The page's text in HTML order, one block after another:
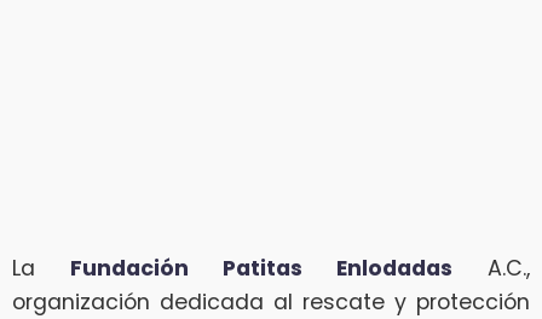
La Fundación Patitas Enlodadas A.C.,
organización dedicada al rescate y protección